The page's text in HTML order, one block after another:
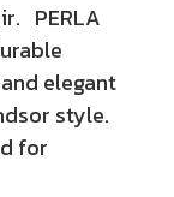
PERLA
elegant
style.
for